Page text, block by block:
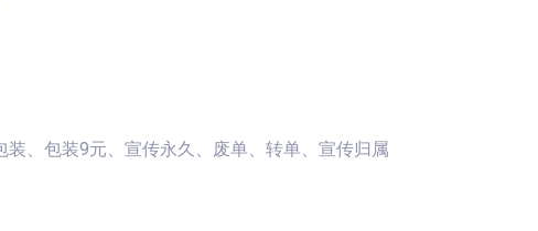
、包装9元、宣传永久、废单、转单、宣传归属